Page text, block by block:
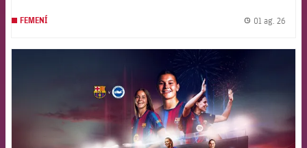
FEMENÍ 01 ag. 26
FCB Barcelona badge